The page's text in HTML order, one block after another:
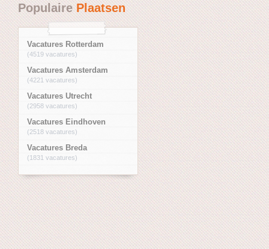
PopulairePlaatsen
Vacatures Rotterdam
(4519 vacatures)
Vacatures Amsterdam
(4221 vacatures)
Vacatures Utrecht
(2958 vacatures)
Vacatures Eindhoven
(2518 vacatures)
Vacatures Breda
(1831 vacatures)